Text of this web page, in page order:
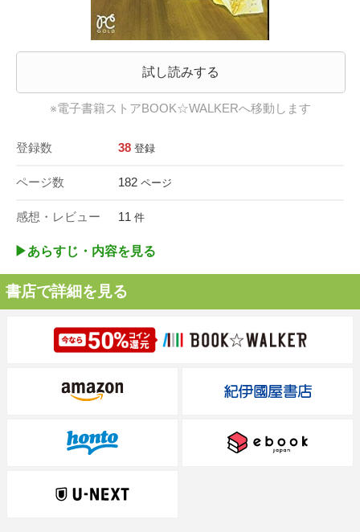
試し読みする
※電子書籍ストアBOOK☆WALKERへ移動します
登録数 38 登録
ページ数 182 ページ
感想・レビュー 11 件
▶︎あらすじ・内容を見る
書店で詳細を見る